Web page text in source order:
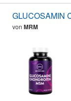
GLUCOSAMIN
von MRM